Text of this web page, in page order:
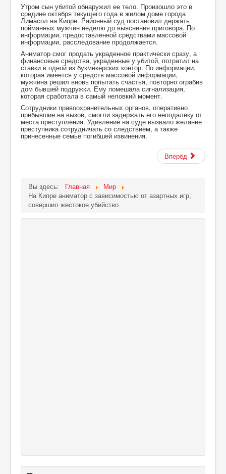
Утром сын убитой обнаружил ее тело. Произошло это в
средине октября текущего года в жилом доме города
Лимасол на Кипре. Районный суд постановил держать
пойманных мужчин неделю до выяснения приговора. По
информации, предоставленной средствами массовой
информации, расследование продолжается.
Аниматор смог продать украденное практически сразу, а
финансовые средства, украденные у убитой, потратил на
ставки в одной из букмекерских контор. По информации,
которая имеется у средств массовой информации,
мужчина решил вновь попытать счастья, повторно ограбив
дом бывшей подружки. Ему помешала сигнализация,
которая сработала в самый неловкий момент.
Сотрудники правоохранительных органов, оперативно
прибывшие на вызов, смогли задержать его неподалеку от
места преступления. Удивление на суде вызвало желание
преступника сотрудничать со следствием, а также
принесенные семье погибшей извинения.
Вперёд
Вы здесь: Главная
Мир
На Кипре аниматор с зависимостью от азартных игр,
совершил жестокое убийство